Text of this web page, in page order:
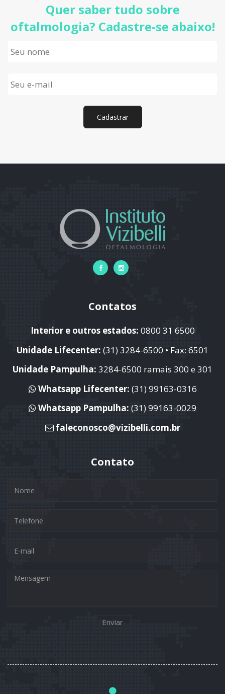
Quer saber tudo sobre
oftalmologia? Cadastre-se abaixo!
Cadastrar
Contatos
Interior e outros estados: 0800 31 6500
Unidade Lifecenter: (31) 3284-6500 • Fax: 6501
Unidade Pampulha: 3284-6500 ramais 300 e 301
Whatsapp Lifecenter: (31) 99163-0316
Whatsapp Pampulha: (31) 99163-0029
faleconosco@vizibelli.com.br
Contato
Enviar